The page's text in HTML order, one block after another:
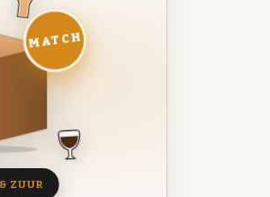
MATCH
ZUUR